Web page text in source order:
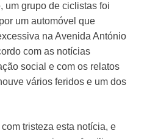
um grupo de ciclistas foi
um automóvel que
na Avenida António
com as notícias
social e com os relatos
vários feridos e um dos
tristeza esta notícia, e